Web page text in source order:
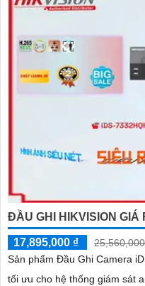
ĐẦU GHI HIKVISION GIÁ
17,895,000 ₫
Sản phẩm Đầu Ghi Camera
tối ưu cho hệ thống giám sát an ninh. Với công